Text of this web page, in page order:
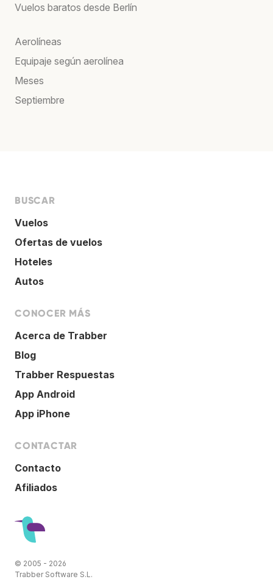
Vuelos baratos desde Berlín
Aerolíneas
Equipaje según aerolínea
Meses
Septiembre
BUSCAR
Vuelos
Ofertas de vuelos
Hoteles
Autos
CONOCER MÁS
Acerca de Trabber
Blog
Trabber Respuestas
App Android
App iPhone
CONTACTAR
Contacto
Afiliados
© 2005 - 2026
Trabber Software S.L.